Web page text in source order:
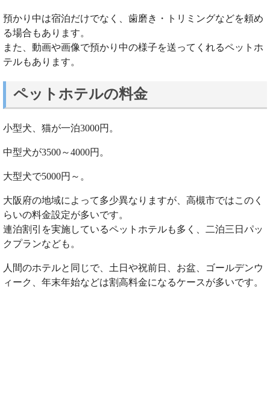
預かり中は宿泊だけでなく、歯磨き・トリミングなどを頼め
る場合もあります。
また、動画や画像で預かり中の様子を送ってくれるペットホ
テルもあります。
ペットホテルの料金
小型犬、猫が一泊3000円。
中型犬が3500～4000円。
大型犬で5000円～。
大阪府の地域によって多少異なりますが、高槻市ではこのく
らいの料金設定が多いです。
連泊割引を実施しているペットホテルも多く、二泊三日パッ
クプランなども。
人間のホテルと同じで、土日や祝前日、お盆、ゴールデンウ
ィーク、年末年始などは割高料金になるケースが多いです。